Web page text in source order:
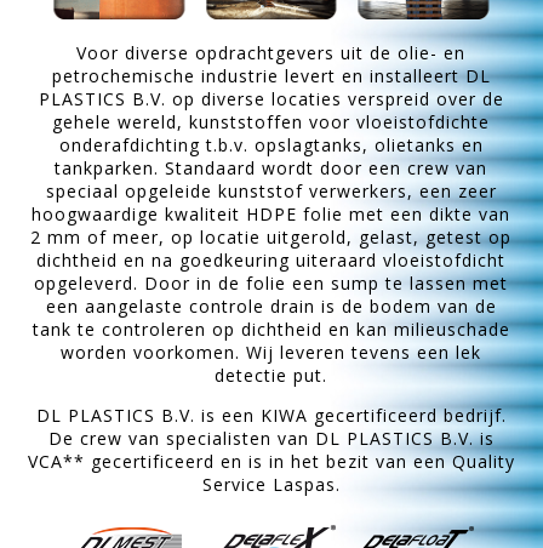
Voor diverse opdrachtgevers uit de olie- en
petrochemische industrie levert en installeert DL
PLASTICS B.V. op diverse locaties verspreid over de
gehele wereld, kunststoffen voor vloeistofdichte
onderafdichting t.b.v. opslagtanks, olietanks en
tankparken. Standaard wordt door een crew van
speciaal opgeleide kunststof verwerkers, een zeer
hoogwaardige kwaliteit HDPE folie met een dikte van
2 mm of meer, op locatie uitgerold, gelast, getest op
dichtheid en na goedkeuring uiteraard vloeistofdicht
opgeleverd. Door in de folie een sump te lassen met
een aangelaste controle drain is de bodem van de
tank te controleren op dichtheid en kan milieuschade
worden voorkomen. Wij leveren tevens een lek
detectie put.
DL PLASTICS B.V. is een KIWA gecertificeerd bedrijf.
De crew van specialisten van DL PLASTICS B.V. is
VCA** gecertificeerd en is in het bezit van een Quality
Service Laspas.